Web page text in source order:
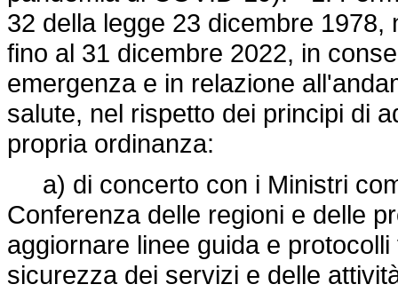
32 della legge 23 dicembre
fino al 31 dicembre 2022, in
emergenza e in relazione
salute, nel rispetto dei principi di
propria ordinanza:
a) di concerto con i Ministri
Conferenza delle regioni e delle
aggiornare linee guida e
sicurezza dei servizi e delle